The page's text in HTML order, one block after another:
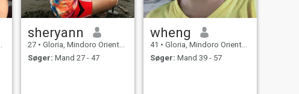
sheryann
27 • Gloria, Mindoro Oriental, Filippinerne
Søger: Mand 27 - 47
wheng
41 • Gloria, Mindoro Oriental, Filippinerne
Søger: Mand 39 - 57